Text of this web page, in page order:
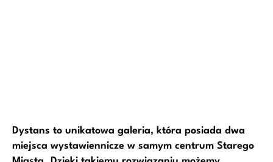
Dystans to unikatowa galeria, która posiada dwa
miejsca wystawiennicze w samym centrum Starego